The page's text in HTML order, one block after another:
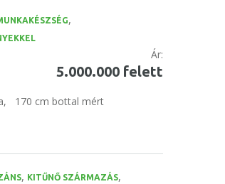
,
Ár:
5.000.000 felett
170 cm bottal mért
, KITŰNŐ SZÁRMAZÁS,